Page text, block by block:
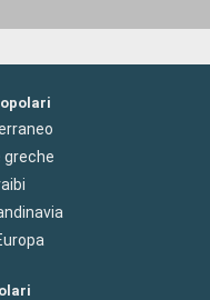
greche